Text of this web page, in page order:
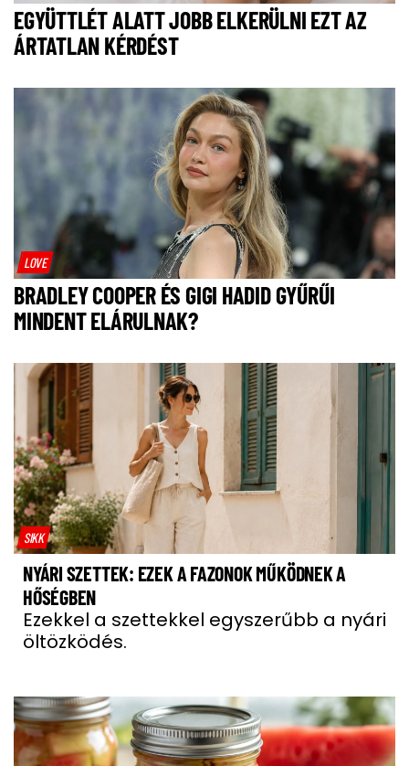
EGYÜTTLÉT ALATT JOBB ELKERÜLNI EZT AZ
ÁRTATLAN KÉRDÉST
LOVE
BRADLEY COOPER ÉS GIGI HADID GYŰRŰI
MINDENT ELÁRULNAK?
SIKK
NYÁRI SZETTEK: EZEK A FAZONOK MŰKÖDNEK A
HŐSÉGBEN
Ezekkel a szettekkel egyszerűbb a nyári
öltözködés.